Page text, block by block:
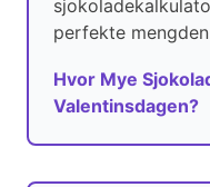
perfekte
Hvor Mye
Valentinsdagen?